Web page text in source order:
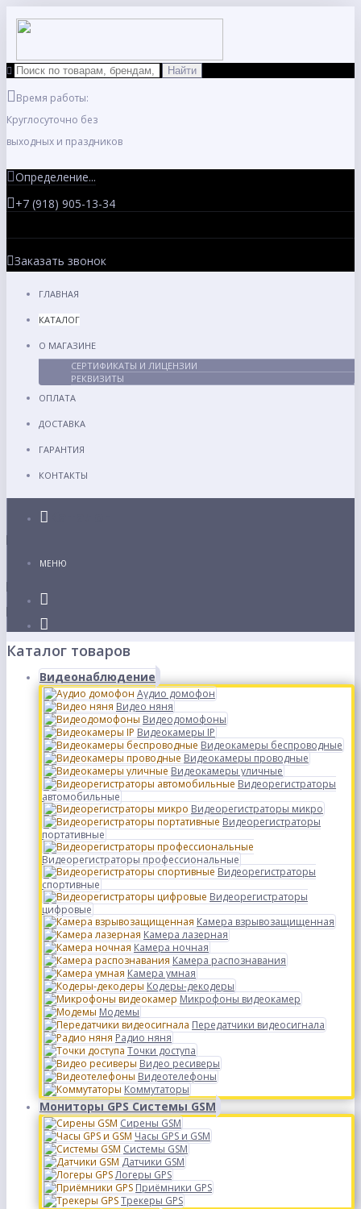
Время работы:
Круглосуточно без
выходных и праздников
Определение...
+7 (918) 905-13-34
Заказать звонок
ГЛАВНАЯ
КАТАЛОГ
О МАГАЗИНЕ
СЕРТИФИКАТЫ И ЛИЦЕНЗИИ
РЕКВИЗИТЫ
ОПЛАТА
ДОСТАВКА
ГАРАНТИЯ
КОНТАКТЫ
МЕНЮ
Каталог товаров
Видеонаблюдение
Аудио домофон
Видео няня
Видеодомофоны
Видеокамеры IP
Видеокамеры беспроводные
Видеокамеры проводные
Видеокамеры уличные
Видеорегистраторы
автомобильные
Видеорегистраторы микро
Видеорегистраторы
портативные
Видеорегистраторы профессиональные
Видеорегистраторы
спортивные
Видеорегистраторы
цифровые
Камера взрывозащищенная
Камера лазерная
Камера ночная
Камера распознавания
Камера умная
Кодеры-декодеры
Микрофоны видеокамер
Модемы
Передатчики видеосигнала
Радио няня
Точки доступа
Видео ресиверы
Видеотелефоны
Коммутаторы
Мониторы GPS Системы GSM
Сирены GSM
Часы GPS и GSM
Системы GSM
Датчики GSM
Логеры GPS
Приёмники GPS
Трекеры GPS